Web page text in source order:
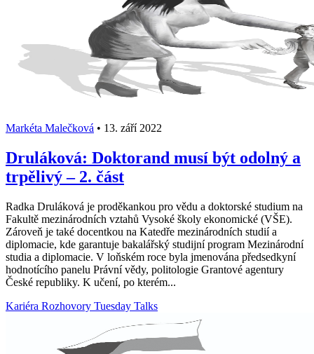
Markéta Malečková • 13. září 2022
Druláková: Doktorand musí být odolný a
trpělivý – 2. část
Radka Druláková je proděkankou pro vědu a doktorské studium na
Fakultě mezinárodních vztahů Vysoké školy ekonomické (VŠE).
Zároveň je také docentkou na Katedře mezinárodních studií a
diplomacie, kde garantuje bakalářský studijní program Mezinárodní
studia a diplomacie. V loňském roce byla jmenována předsedkyní
hodnotícího panelu Právní vědy, politologie Grantové agentury
České republiky. K učení, po kterém...
Kariéra Rozhovory Tuesday Talks